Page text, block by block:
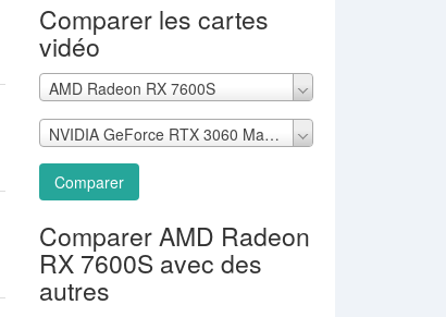
Comparer les cartes
vidéo
AMD Radeon RX 7600S
NVIDIA GeForce RTX 3060 Max-Q
Comparer
Comparer AMD Radeon
RX 7600S avec des
autres